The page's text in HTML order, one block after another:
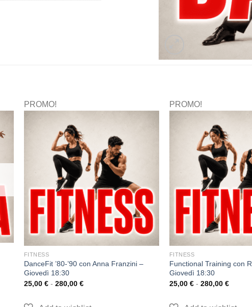
PROMO!
FITNESS
DanceFit ’80-’90 con Anna Franzini –
Giovedì 18:30
25,00 € - 280,00 €
PROMO!
FITNESS
Functional Training con
Giovedì 18:30
25,00 € - 280,00 €